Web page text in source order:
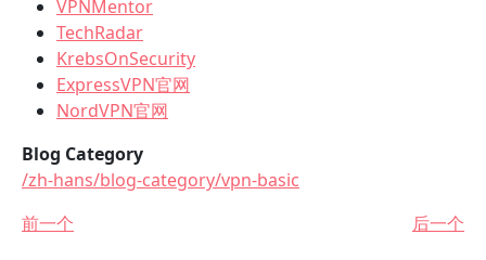
VPNMentor
TechRadar
KrebsOnSecurity
ExpressVPN官网
NordVPN官网
Blog Category
/zh-hans/blog-category/vpn-basic
前一个
后一个